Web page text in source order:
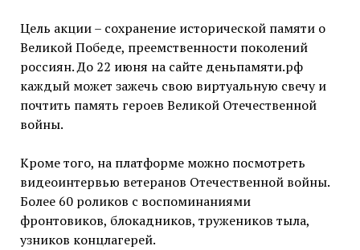
Цель акции – сохранение исторической памяти о
Великой Победе, преемственности поколений
россиян. До 22 июня на сайте деньпамяти.рф
каждый может зажечь свою виртуальную свечу и
почтить память героев Великой Отечественной
войны.
Кроме того, на платформе можно посмотреть
видеоинтервью ветеранов Отечественной войны.
Более 60 роликов с воспоминаниями
фронтовиков, блокадников, тружеников тыла,
узников концлагерей.